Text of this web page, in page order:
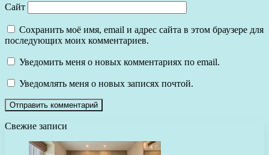
Сайт
Сохранить моё имя, email и адрес сайта в этом браузере для
последующих моих комментариев.
Уведомить меня о новых комментариях по email.
Уведомлять меня о новых записях почтой.
Свежие записи